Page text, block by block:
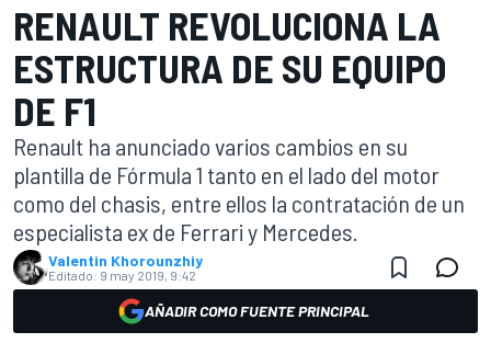
RENAULT REVOLUCIONA LA
ESTRUCTURA DE SU EQUIPO
DE F1
Renault ha anunciado varios cambios en su
plantilla de Fórmula 1 tanto en el lado del motor
como del chasis, entre ellos la contratación de un
especialista ex de Ferrari y Mercedes.
Valentin Khorounzhiy
Editado: 9 may 2019, 9:42
AÑADIR COMO FUENTE PRINCIPAL